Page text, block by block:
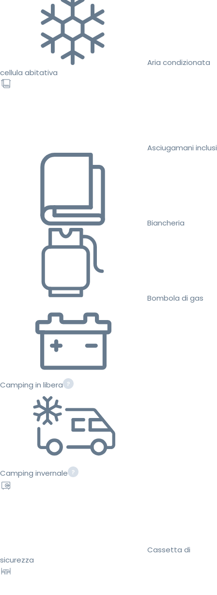
Aria condizionata
cellula abitativa
Asciugamani inclusi
Biancheria
Bombola di gas
Camping in libera
Camping invernale
Cassetta di
sicurezza